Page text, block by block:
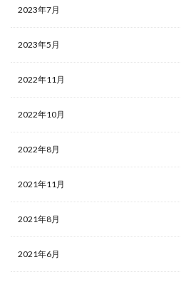
2023年7月
2023年5月
2022年11月
2022年10月
2022年8月
2021年11月
2021年8月
2021年6月